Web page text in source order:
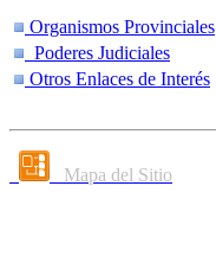
Organismos Provinciales
Poderes Judiciales
Otros Enlaces de Interés
Mapa del Sitio